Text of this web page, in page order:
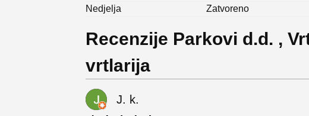
Nedjelja
Zatvoreno
Recenzije Parkovi d.d. ,
vrtlarija
J. k.